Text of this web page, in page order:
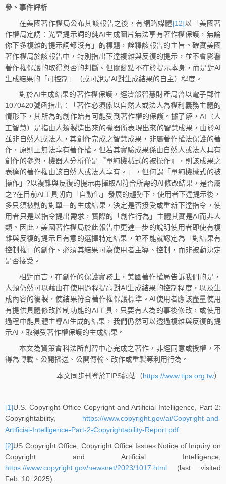
參、事件評析
在美國著作權局公布其該報告之後，有網路媒體[12]以「美國著
作權局定調：光靠提示詞的純AI生成圖片無法享有著作權保護，無論
你下多複雜的提示詞都沒有」的標題，詮釋該報告的主旨。確實美國
著作權局於該報告中，特別指出下達複雜與反復的提示，並不會影響
著作權保護的取得與否的判斷。但關鍵點不在於提示本身，而是對AI
生成結果的「可控制」（或可說是AI對生成結果的自主）程度。
對於AI生成結果的著作權保護，經濟部智慧財產局曾以電子郵件
1070420號函指出：「著作必須係以自然人或法人為權利義務主體的
情形下，其所為的創作始有可能受到著作權的保護。據了解，AI（人
工智慧）是指由人類製造出來的機器所表現出來的智慧成果，由於AI
並非自然人或法人，其創作完成之智慧成果，非屬著作權法保護的著
作，原則上無法享有著作權。但若其實驗成果係由自然人或法人具有
創作的參與，機器人分析僅是『單純機械式的被操作』，則該成果之
表達的著作權由該自然人或法人享有。」，但何謂「單純機械式的被
操作」?以複雜與反復的提示再擇取AI符合所需的AI修改結果，是否屬
之?在目前AI工具朝向「自動化」發展的趨勢下，使用者下達提示後，
多只須被動的對單一的生成結果，決定是否接受或重新下達指令，使
用者只是以指令提出需求，實際的「創作行為」主體其實是AI而非人
類。因此，美國著作權局於此報告中更進一步的說明使用者即使有複
雜與反復的提示且有意的選擇特定結果，並不能就認定為「對結果有
控制權」的創作。必須其結果可為使用者主導、控制，而非被動決定
是否接受。
相對而言，在創作的保護實務上，美國著作權局告訴我們的是，
人類仍然可以藉由在使用過程提高對AI生成結果的控制程度，以及生
成內容的後製，使結果符合著作權保護標準。AI使用者應該盡量使用
有提供具體修改控制功能的AI工具，只要有人為的事後修改，或使用
過程中能具體主導AI生成的結果，我們仍然可以透過複雜與反復的提
示AI，取得受著作權保護的生成結果。
本文為資策會科法所創智中心完成之著作，非經同意或授權，不
得為轉載、公開播送、公開傳輸、改作或重製等利用行為。
本文同步刊登於TIPS網站（https://www.tips.org.tw）
[1]U.S. Copyright Office Copyright and Artificial Intelligence, Part 2:
Copyrightability, https://www.copyright.gov/ai/Copyright-and-
Artificial-Intelligence-Part-2-Copyrightability-Report.pdf
[2]US Copyright Office, Copyright Office Issues Notice of Inquiry on
Copyright and Artificial Intelligence,
https://www.copyright.gov/newsnet/2023/1017.html (last visited
Feb. 10, 2025).